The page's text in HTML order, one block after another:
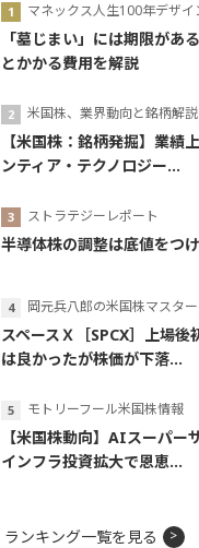
マネックス人生100年デザイ
「墓じまい」には期限があ
とかかる費用を解説
米国株、業界動向と銘柄解説
【米国株：銘柄発掘】業績
ンティア・テクノロジー...
ストラテジーレポート
半導体株の調整は底値をつ
岡元兵八郎の米国株マスタ
スペースＸ［SPCX］上場
は良かったが株価が下落...
モトリーフール米国株情報
【米国株動向】AIスーパー
インフラ投資拡大で恩恵...
ランキング一覧を見る